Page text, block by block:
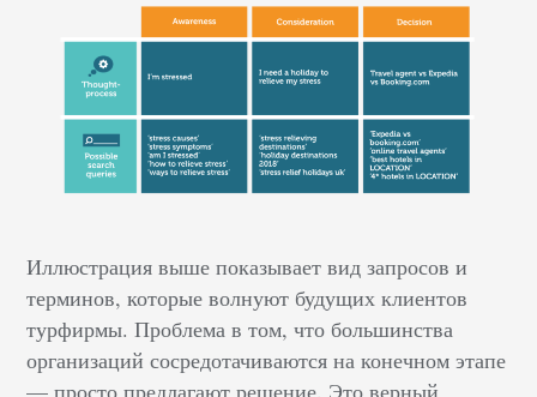
Иллюстрация выше показывает вид запросов и
терминов, которые волнуют будущих клиентов
турфирмы. Проблема в том, что большинства
организаций сосредотачиваются на конечном этапе
— просто предлагают решение. Это верный